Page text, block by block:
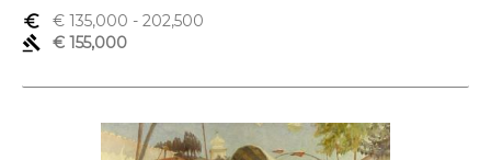
euro_symbol € 135,000 - 202,500
gavel
€ 155,000